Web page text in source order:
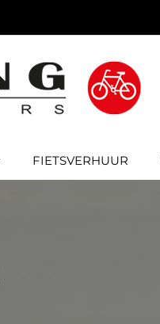
FIETSVERHUUR